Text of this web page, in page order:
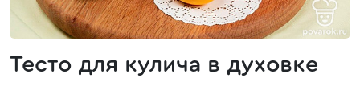
Тесто для кулича в духовке